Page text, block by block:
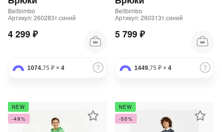
Bellbimbo
Артикул: 260283т.синий
4 299 ₽
1074,75 ₽ × 4
Bellbimbo
Артикул: 260313т.синий
5 799 ₽
1449,75 ₽ × 4
NEW
-49%
NEW
-50%